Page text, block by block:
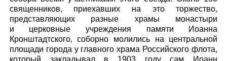
священников, приехавших на это торжество,
представляющих разные храмы монастыри
и церковные учреждения памяти Иоанна
Кронштадтского, соборно молились на центральной
площади города у главного храма Российского флота,
который закладывал в 1903 году сам Иоанн